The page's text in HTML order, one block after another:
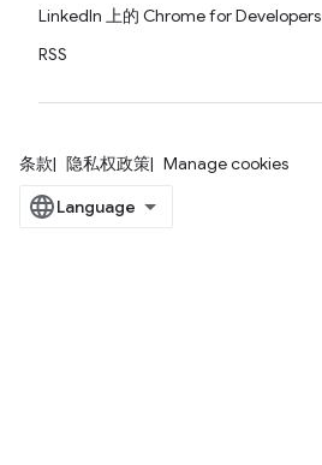
LinkedIn 上的 Chrome for Developers
RSS
条款 隐私权政策 Manage cookies